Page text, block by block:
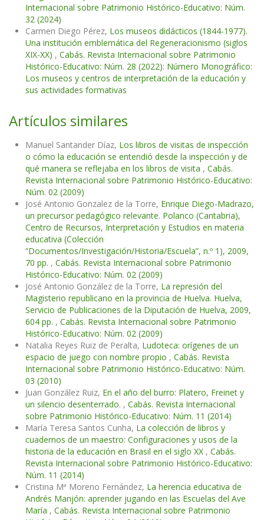
Internacional sobre Patrimonio Histórico-Educativo: Núm.
32 (2024)
Carmen Diego Pérez, Los museos didácticos (1844-1977).
Una institución emblemática del Regeneracionismo (siglos
XIX-XX) , Cabás. Revista Internacional sobre Patrimonio
Histórico-Educativo: Núm. 28 (2022): Número Monográfico:
Los museos y centros de interpretación de la educación y
sus actividades formativas
Artículos similares
Manuel Santander Díaz, Los libros de visitas de inspección
o cómo la educación se entendió desde la inspección y de
qué manera se reflejaba en los libros de visita , Cabás.
Revista Internacional sobre Patrimonio Histórico-Educativo:
Núm. 02 (2009)
José Antonio Gonzalez de la Torre, Enrique Diego-Madrazo,
un precursor pedagógico relevante. Polanco (Cantabria),
Centro de Recursos, Interpretación y Estudios en materia
educativa (Colección
“Documentos/Investigación/Historia/Escuela”, n.º 1), 2009,
70 pp. , Cabás. Revista Internacional sobre Patrimonio
Histórico-Educativo: Núm. 02 (2009)
José Antonio González de la Torre, La represión del
Magisterio republicano en la provincia de Huelva. Huelva,
Servicio de Publicaciones de la Diputación de Huelva, 2009,
604 pp. , Cabás. Revista Internacional sobre Patrimonio
Histórico-Educativo: Núm. 02 (2009)
Natalia Reyes Ruiz de Peralta, Ludoteca: orígenes de un
espacio de juego con nombre propio , Cabás. Revista
Internacional sobre Patrimonio Histórico-Educativo: Núm.
03 (2010)
Juan González Ruiz, En el año del burro: Platero, Freinet y
un silencio desenterrado. , Cabás. Revista Internacional
sobre Patrimonio Histórico-Educativo: Núm. 11 (2014)
María Teresa Santos Cunha, La colección de libros y
cuadernos de un maestro: Configuraciones y usos de la
historia de la educación en Brasil en el siglo XX , Cabás.
Revista Internacional sobre Patrimonio Histórico-Educativo:
Núm. 11 (2014)
Cristina Mª Moreno Fernández, La herencia educativa de
Andrés Manjón: aprender jugando en las Escuelas del Ave
María , Cabás. Revista Internacional sobre Patrimonio